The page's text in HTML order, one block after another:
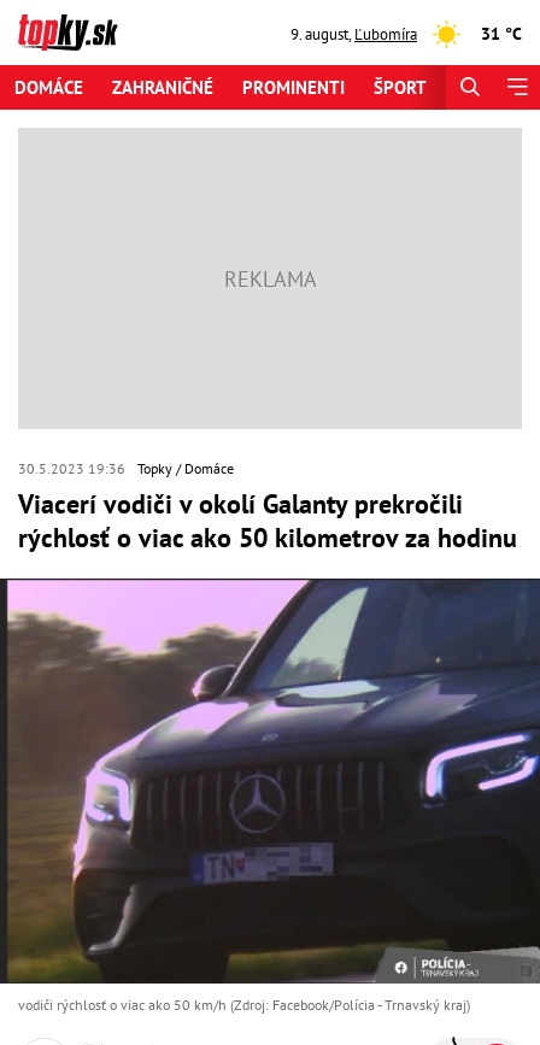
9. august,Ľubomíra 31 °C
DOMÁCE ZAHRANIČNÉ PROMINENTI ŠPORT
30.5.2023 19:36 Topky Domáce
Viacerí vodiči v okolí Galanty prekročili
rýchlosť o viac ako 50 kilometrov za hodinu
vodiči rýchlosť o viac ako 50 km/h (Zdroj: Facebook/Polícia - Trnavský kraj)